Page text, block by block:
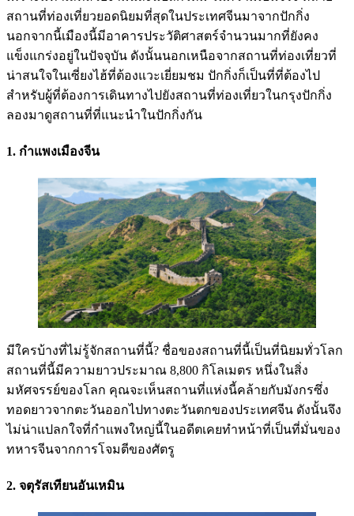
สถานที่ท่องเที่ยวยอดนิยมที่สุดในประเทศจีนมาจากปักกิ่ง
นอกจากนี้เมืองนี้มีอาคารประวัติศาสตร์จำนวนมากที่ยังคง
แข็งแกร่งอยู่ในปัจจุบัน ดังนั้นนอกเหนือจากสถานที่ท่องเที่ยวที่
น่าสนใจในเซี่ยงไฮ้ที่ต้องแวะเยี่ยมชม ปักกิ่งก็เป็นที่ที่ต้องไป
สำหรับผู้ที่ต้องการเดินทางไปยังสถานที่ท่องเที่ยวในกรุงปักกิ่ง
ลองมาดูสถานที่ที่แนะนำในปักกิ่งกัน
1. กำแพงเมืองจีน
มีใครบ้างที่ไม่รู้จักสถานที่นี้? ชื่อของสถานที่นี้เป็นที่นิยมทั่วโลก
สถานที่นี้มีความยาวประมาณ 8,800 กิโลเมตร หนึ่งในสิ่ง
มหัศจรรย์ของโลก คุณจะเห็นสถานที่แห่งนี้คล้ายกับมังกรซึ่ง
ทอดยาวจากตะวันออกไปทางตะวันตกของประเทศจีน ดังนั้นจึง
ไม่น่าแปลกใจที่กำแพงใหญ่นี้ในอดีตเคยทำหน้าที่เป็นที่มั่นของ
ทหารจีนจากการโจมตีของศัตรู
2. จตุรัสเทียนอันเหมิน